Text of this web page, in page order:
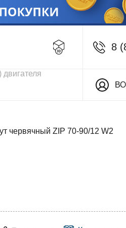
8
червячный ZIP 70-90/12 W2